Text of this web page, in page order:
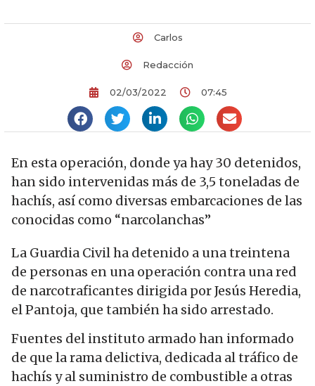
Carlos
Redacción
02/03/2022 07:45
En esta operación, donde ya hay 30 detenidos,
han sido intervenidas más de 3,5 toneladas de
hachís, así como diversas embarcaciones de las
conocidas como “narcolanchas”
La Guardia Civil ha detenido a una treintena
de personas en una operación contra una red
de narcotraficantes dirigida por Jesús Heredia,
el Pantoja, que también ha sido arrestado.
Fuentes del instituto armado han informado
de que la rama delictiva, dedicada al tráfico de
hachís y al suministro de combustible a otras